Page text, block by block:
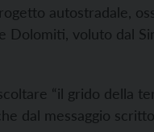
autostradale,
Dolomiti, voluto dal
“il grido della
dal messaggio